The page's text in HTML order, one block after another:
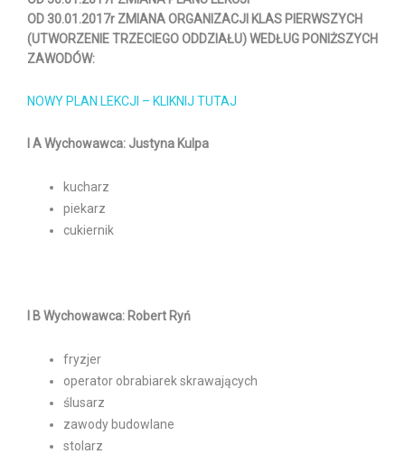
OD 30.01.2017r ZMIANA ORGANIZACJI KLAS PIERWSZYCH
(UTWORZENIE TRZECIEGO ODDZIAŁU) WEDŁUG PONIŻSZYCH
ZAWODÓW:
NOWY PLAN LEKCJI – KLIKNIJ TUTAJ
I A Wychowawca: Justyna Kulpa
kucharz
piekarz
cukiernik
I B Wychowawca: Robert Ryń
fryzjer
operator obrabiarek skrawających
ślusarz
zawody budowlane
stolarz